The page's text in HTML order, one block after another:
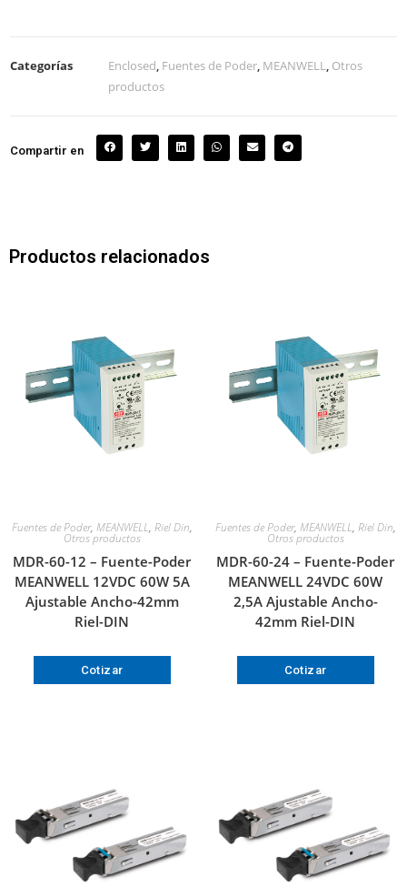
Categorías Enclosed, Fuentes de Poder, MEANWELL, Otros
productos
Compartir en
Productos relacionados
Fuentes de Poder, MEANWELL, Riel Din,
Otros productos
MDR-60-12 – Fuente-Poder
MEANWELL 12VDC 60W 5A
Ajustable Ancho-42mm
Riel-DIN
Cotizar
Fuentes de Poder, MEANWELL, Riel Din,
Otros productos
MDR-60-24 – Fuente-Poder
MEANWELL 24VDC 60W
2,5A Ajustable Ancho-
42mm Riel-DIN
Cotizar